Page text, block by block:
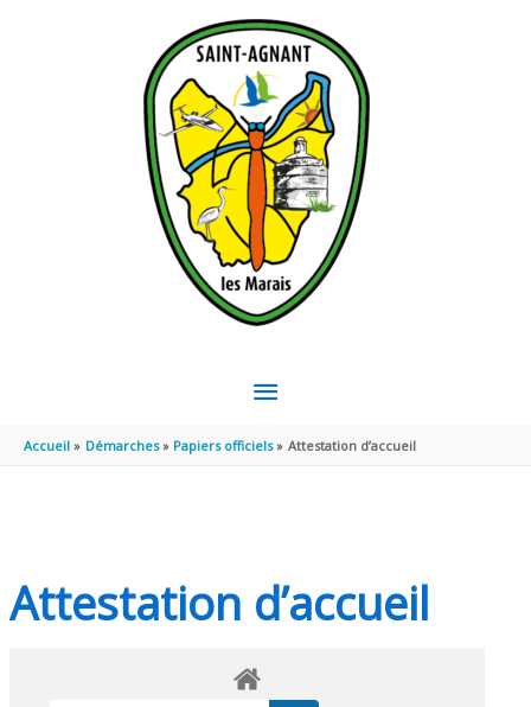
MENU
PRINCIPAL
Accueil Démarches Papiers officiels Attestation d’accueil
Attestation d’accueil